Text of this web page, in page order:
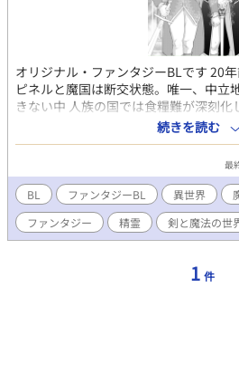
オリジナル・ファンタジーBLです 20
ピネルと魔国は断交状態。唯一、中立
きない中 人族の国では食糧難が深刻
る。しかし戦時の状況をまるで理解で
せいで魔国側の対応は冷ややかであっ
けたい人族側は聖騎士サリウスを人
のであった…天然聖騎士サリウスと訳
王×聖騎士です
続きを読む
最
BL ファンタジーBL 異世界
ファンタジー
精霊 剣と魔法の世
1 件